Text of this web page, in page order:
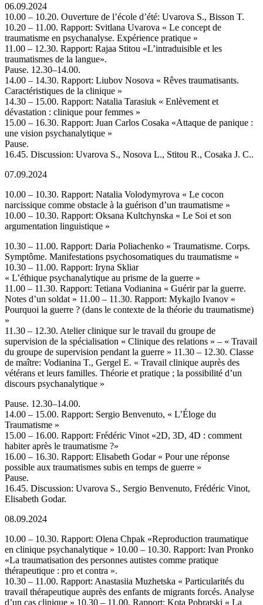
06.09.2024
10.00 – 10.20. Ouverture de l’école d’été: Uvarova S., Bisson T.
10.20 – 11.00. Rapport: Svitlana Uvarova « Le concept de
traumatisme en psychanalyse. Expérience pratique »
11.00 – 12.30. Rapport: Rajaa Stitou «L’intraduisible et les
traumatismes de la langue».
Pause. 12.30–14.00.
14.00 – 14.30. Rapport: Liubov Nosova « Rêves traumatisants.
Caractéristiques de la clinique »
14.30 – 15.00. Rapport: Natalia Tarasiuk « Enlèvement et
dévastation : clinique pour femmes »
15.00 – 16.30. Rapport: Juan Carlos Cosaka «Аttaque de panique :
une vision psychanalytique »
Pause.
16.45. Discussion: Uvarova S., Nosova L., Stitou R., Cosaka J. C..
07.09.2024
10.00 – 10.30. Rapport: Natalia Volodymyrova « Le cocon
narcissique comme obstacle à la guérison d’un traumatisme »
10.00 – 10.30. Rapport: Oksana Kultchynska « Le Soi et son
argumentation linguistique »
10.30 – 11.00. Rapport: Daria Poliachenko « Traumatisme. Corps.
Symptôme. Manifestations psychosomatiques du traumatisme »
10.30 – 11.00. Rapport: Iryna Skliar
« L’éthique psychanalytique au prisme de la guerre »
11.00 – 11.30. Rapport: Tetiana Vodianina « Guérir par la guerre.
Notes d’un soldat » 11.00 – 11.30. Rapport: Mykajlo Ivanov «
Pourquoi la guerre ? (dans le contexte de la théorie du traumatisme)
»
11.30 – 12.30. Atelier clinique sur le travail du groupe de
supervision de la spécialisation « Clinique des relations » – « Travail
du groupe de supervision pendant la guerre » 11.30 – 12.30. Classe
de maître: Vodianina T., Gergel E. « Travail clinique auprès des
vétérans et leurs familles. Théorie et pratique ; la possibilité d’un
discours psychanalytique »
Pause. 12.30–14.00.
14.00 – 15.00. Rapport: Sergio Benvenuto, « L’Éloge du
Traumatisme »
15.00 – 16.00. Rapport: Frédéric Vinot «2D, 3D, 4D : comment
habiter après le traumatisme ?»
16.00 – 16.30. Rapport: Elisabeth Godar « Pour une réponse
possible aux traumatismes subis en temps de guerre »
Pause.
16.45. Discussion: Uvarova S., Sergio Benvenuto, Frédéric Vinot,
Elisabeth Godar.
08.09.2024
10.00 – 10.30. Rapport: Olena Chpak «Reproduction traumatique
en clinique psychanalytique » 10.00 – 10.30. Rapport: Ivan Pronko
«La traumatisation des personnes autistes comme pratique
thérapeutique : pro et contra ».
10.30 – 11.00. Rapport: Anastasiia Muzhetska « Particularités du
travail thérapeutique auprès des enfants de migrants forcés. Analyse
d’un cas clinique » 10.30 – 11.00. Rapport: Kota Pobratski « La